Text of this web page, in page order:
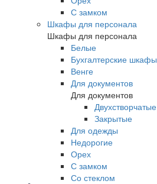
С замком
Шкафы для персонала
Шкафы для персонала
Белые
Бухгалтерские шкафы
Венге
Для документов
Для документов
Двухстворчатые
Закрытые
Для одежды
Недорогие
Орех
С замком
Со стеклом